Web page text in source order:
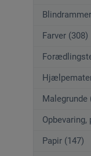
Farver (308)
Malegrunde
Papir (147)